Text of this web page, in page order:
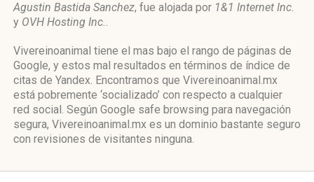
Agustin Bastida Sanchez, fue alojada por 1&1 Internet Inc.
y OVH Hosting Inc..
Vivereinoanimal tiene el mas bajo el rango de páginas de
Google, y estos mal resultados en términos de índice de
citas de Yandex. Encontramos que Vivereinoanimal.mx
está pobremente ‘socializado’ con respecto a cualquier
red social. Según Google safe browsing para navegación
segura, Vivereinoanimal.mx es un dominio bastante seguro
con revisiones de visitantes ninguna.